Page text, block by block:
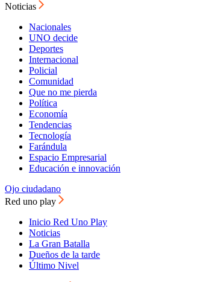
Noticias
Nacionales
UNO decide
Deportes
Internacional
Policial
Comunidad
Que no me pierda
Política
Economía
Tendencias
Tecnología
Farándula
Espacio Empresarial
Educación e innovación
Ojo ciudadano
Red uno play
Inicio Red Uno Play
Noticias
La Gran Batalla
Dueños de la tarde
Último Nivel